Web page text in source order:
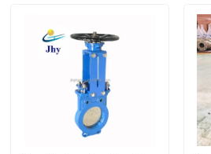
Về chúng tôi